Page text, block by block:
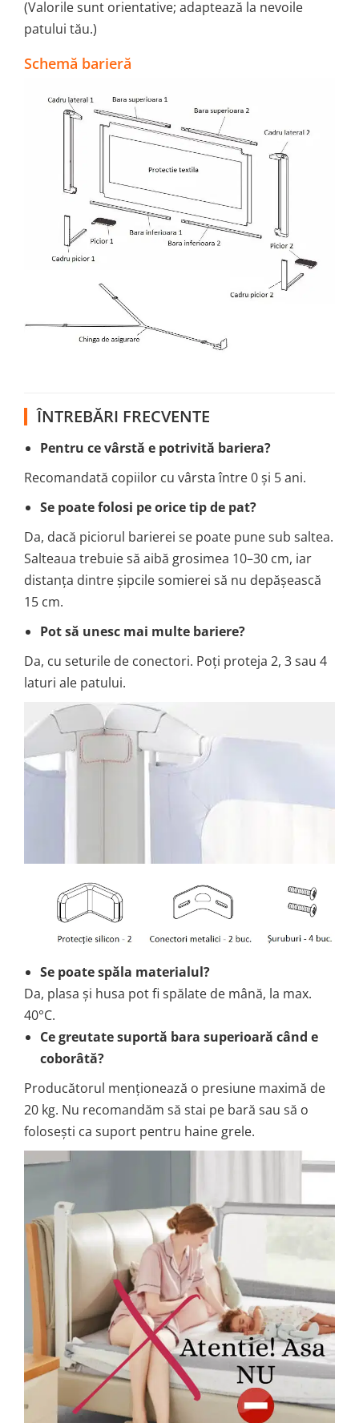
(Valorile sunt orientative; adaptează la nevoile
patului tău.)
Schemă barieră
ÎNTREBĂRI FRECVENTE
Pentru ce vârstă e potrivită bariera?
Recomandată copiilor cu vârsta între 0 și 5 ani.
Se poate folosi pe orice tip de pat?
Da, dacă piciorul barierei se poate pune sub saltea.
Salteaua trebuie să aibă grosimea 10–30 cm, iar
distanța dintre șipcile somierei să nu depășească
15 cm.
Pot să unesc mai multe bariere?
Da, cu seturile de conectori. Poți proteja 2, 3 sau 4
laturi ale patului.
Se poate spăla materialul?
Da, plasa și husa pot fi spălate de mână, la max.
40°C.
Ce greutate suportă bara superioară când e
coborâtă?
Producătorul menționează o presiune maximă de
20 kg. Nu recomandăm să stai pe bară sau să o
folosești ca suport pentru haine grele.